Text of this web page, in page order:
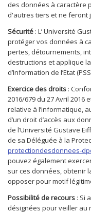
des données à caractère
d'autres tiers et ne feront
Sécurité : L’ Université
protéger vos données à
pertes, détournements,
destructions et applique
d’Information de l’Etat
Exercice des droits :
2016/679 du 27 Avril 2016
relative à l’informatique,
d’un droit d’accès aux
de l’Université Gustave
de sa Déléguée à la
protectiondesdonnees-
pouvez également
sur ces données, obtenir
opposer pour motif
Possibilité de recours : Si
désignées pour veiller au